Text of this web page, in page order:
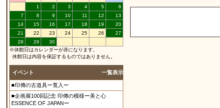
1
2 3 4 5
6
7
8 9 10 11 12
13
14
15 16 17 18 19
20
21
22 23 24 25 26
27
28
29
30
※休館日はカレンダーが赤になります。
休館日は内容を保証するものではありません。
イベント 一覧表示
■印傳の古道具ー莨入ー
■企画展100回記念 印傳の模様ー美と心
ESSENCE OF JAPANー